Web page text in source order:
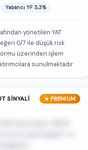
Yabancı YF 3,3%
yönetilen YAT
0/7 ile düşük risk
üzerinden işlem
sunulmaktadır.
SINYALI ★ PREMIUM